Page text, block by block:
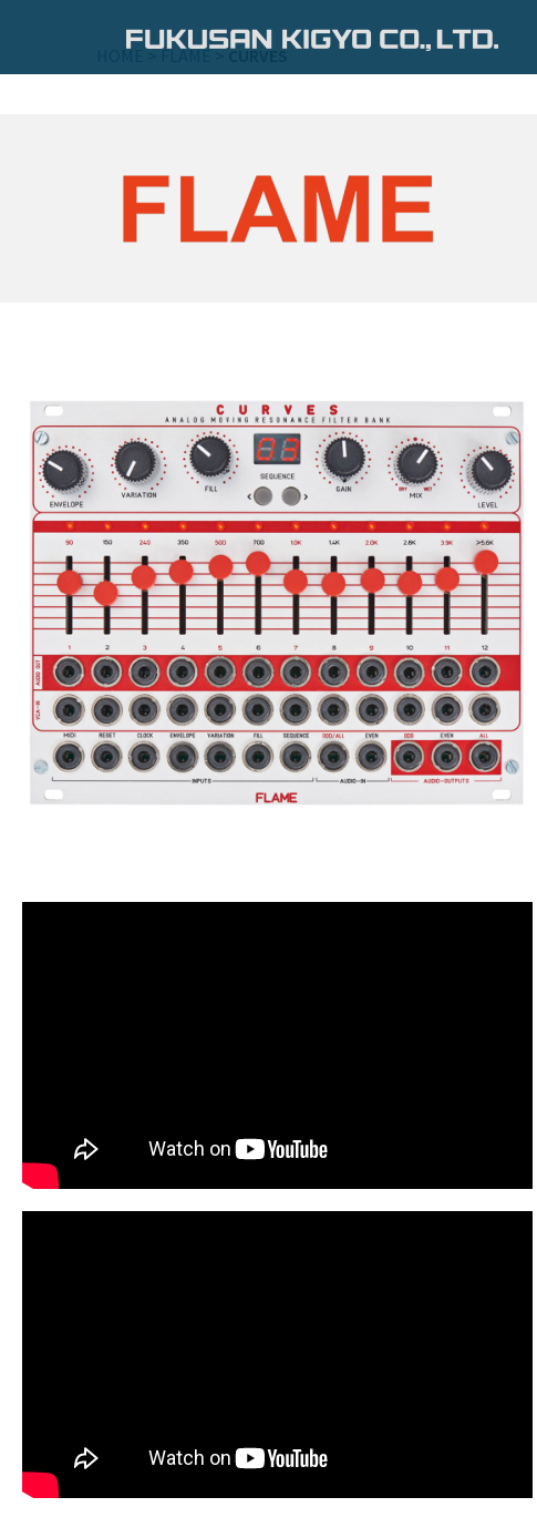
テ
HOME >FLAME>CURVES